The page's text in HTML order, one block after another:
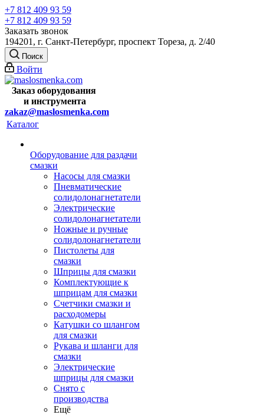
+7 812 409 93 59
+7 812 409 93 59
Заказать звонок
194201, г. Санкт-Петербург, проспект Тореза, д. 2/40
Поиск
Войти
Заказ оборудования
и инструмента
zakaz@maslosmenka.com
Каталог
Оборудование для раздачи
смазки
Насосы для смазки
Пневматические
солидолонагнетатели
Электрические
солидолонагнетатели
Ножные и ручные
солидолонагнетатели
Пистолеты для
смазки
Шприцы для смазки
Комплектующие к
шприцам для смазки
Счетчики смазки и
расходомеры
Катушки со шлангом
для смазки
Рукава и шланги для
смазки
Электрические
шприцы для смазки
Снято с
производства
Ещё